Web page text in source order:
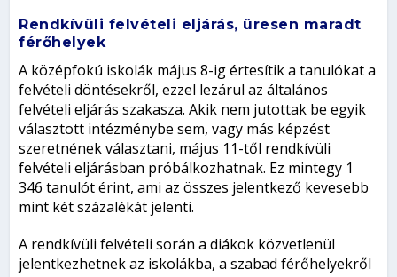
Rendkívüli felvételi eljárás, üresen maradt
férőhelyek
A középfokú iskolák május 8-ig értesítik a tanulókat a
felvételi döntésekről, ezzel lezárul az általános
felvételi eljárás szakasza. Akik nem jutottak be egyik
választott intézménybe sem, vagy más képzést
szeretnének választani, május 11-től rendkívüli
felvételi eljárásban próbálkozhatnak. Ez mintegy 1
346 tanulót érint, ami az összes jelentkező kevesebb
mint két százalékát jelenti.
A rendkívüli felvételi során a diákok közvetlenül
jelentkezhetnek az iskolákba, a szabad férőhelyekről